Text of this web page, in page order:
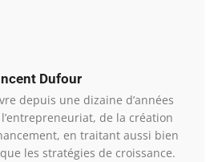
Dufour
depuis une dizaine d’années
de la création
en traitant aussi bien
les stratégies de croissance.